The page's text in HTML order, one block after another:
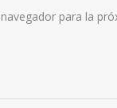
para la